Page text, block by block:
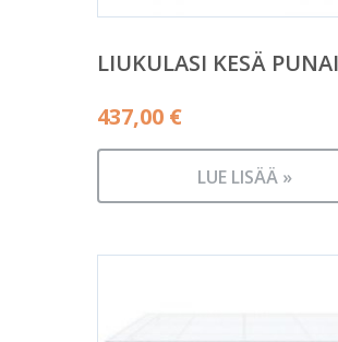
LIUKULASI KESÄ
437,00 €
LUE LISÄÄ »